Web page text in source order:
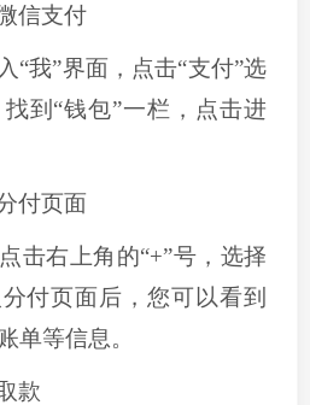
信支付
“我”界面，点击“支付”选
到 “钱包”一栏，点击进
付页面
击右上角的“+”号，选择
付页面后，您可以看到
单等信息。
款